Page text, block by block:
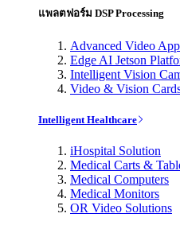
แพลตฟอร์ม DSP Processing
Advanced Video
Edge AI Jetson
Intelligent Vision
Video & Vision
Intelligent Healthcare
iHospital Solution
Medical Carts &
Medical Computers
Medical Monitors
OR Video Solutions